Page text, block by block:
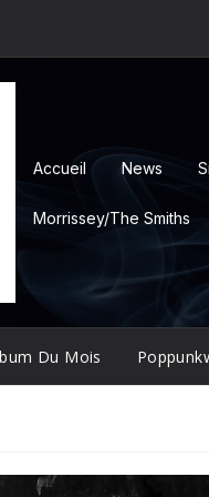
Accueil News
Morrissey/The Smiths
Du Mois